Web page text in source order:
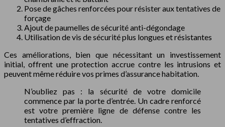
Pose de gâches renforcées pour résister aux tentatives de
forçage
Ajout de paumelles de sécurité anti-dégondage
Utilisation de vis de sécurité plus longues et résistantes
Ces améliorations, bien que nécessitant un investissement
initial, offrent une protection accrue contre les intrusions et
peuvent même réduire vos primes d’assurance habitation.
N’oubliez pas : la sécurité de votre domicile
commence par la porte d’entrée. Un cadre renforcé
est votre première ligne de défense contre les
tentatives d’effraction.